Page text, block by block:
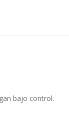
bajo control.